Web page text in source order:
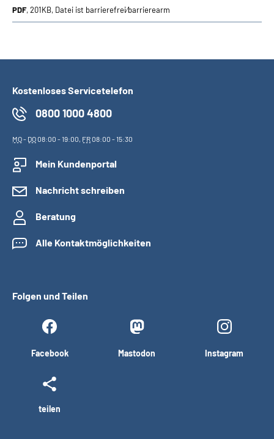
PDF, 201KB, Datei ist barrierefrei⁄barrierearm
Kostenloses Servicetelefon
0800 1000 4800
MO- DO08:00 - 19:00, FR08:00 - 15:30
Mein Kundenportal
Nachricht schreiben
Beratung
Alle Kontaktmöglichkeiten
Folgen und Teilen
Facebook Mastodon Instagram
teilen